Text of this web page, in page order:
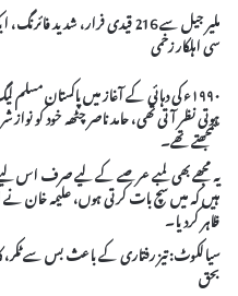
سی اہلکار زخمی
ہوتی نظر آتی تھی، حامد ناصر چٹھہ خود کو
سمجھتے تھے۔
یہ مجھے بھی لمبے عرصے کے لیے صرف اس
ہیں کہ میں سچ بات کرتی ہوں، علیمہ خان نے
ظاہر کردیا۔
بحق